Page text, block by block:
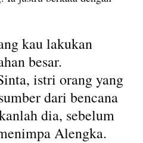
kau lakukan
besar.
istri orang yang
dari bencana
dia, sebelum
Alengka.